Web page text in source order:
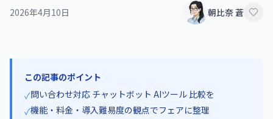
2026年4月10日 朝比奈 蒼
この記事のポイント
✓問い合わせ対応 チャットボット AIツール 比較を
✓機能・料金・導入難易度の観点でフェアに整理